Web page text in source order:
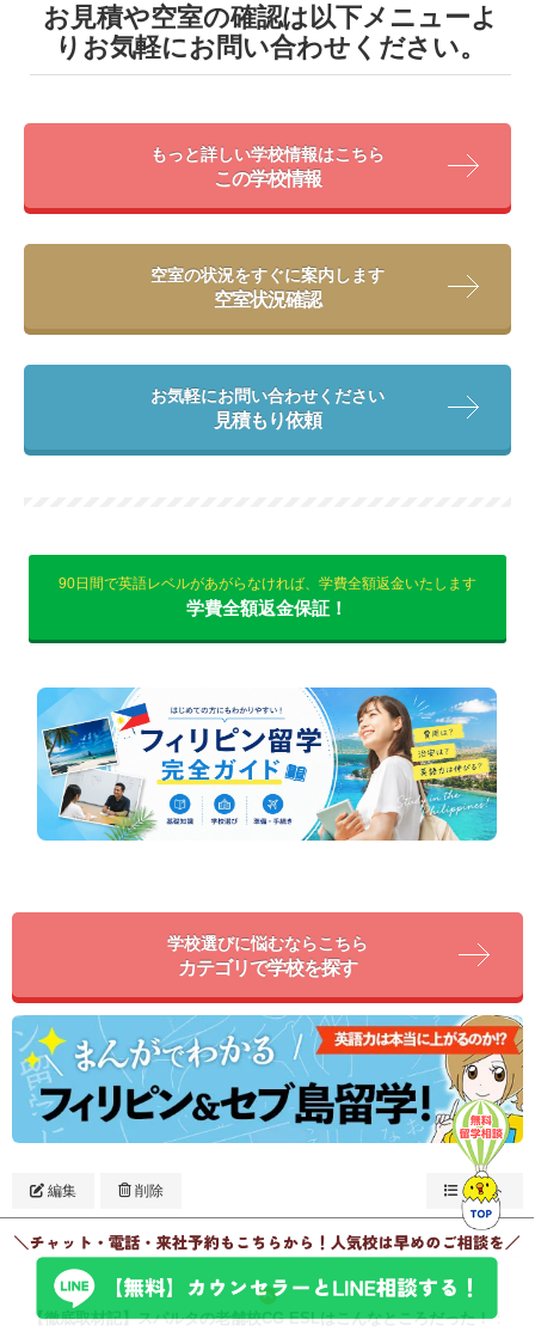
お見積や空室の確認は以下メニューよ
りお気軽にお問い合わせください。
もっと詳しい学校情報はこちら
この学校情報
空室の状況をすぐに案内します
空室状況確認
お気軽にお問い合わせください
見積もり依頼
90日間で英語レベルがあがらなければ、学費全額返金いたします
学費全額返金保証！
学校選びに悩むならこちら
カテゴリで学校を探す
編集 削除 リスト
【徹底取材記】スパルタの老舗校CG ESLはこんなところだった！：